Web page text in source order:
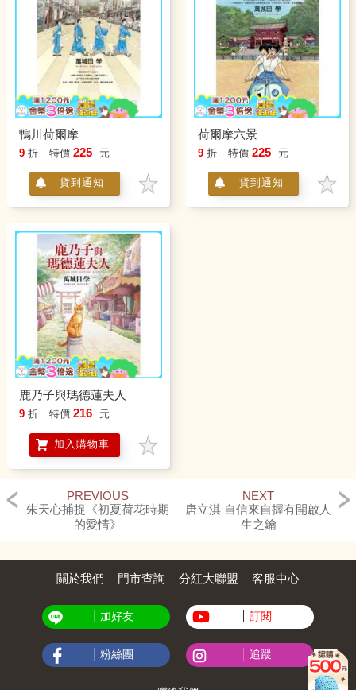
鴨川荷爾摩
9 折 特價 225 元
貨到通知
荷爾摩六景
9 折 特價 225 元
貨到通知
鹿乃子與瑪德蓮夫人
9 折 特價 216 元
加入購物車
PREVIOUS
朱天心捕捉《初夏荷花時期
的愛情》
NEXT
唐立淇 自信來自握有開啟人
生之鑰
關於我們 門市查詢 分紅大聯盟 客服中心
加好友 訂閱
粉絲團 追蹤